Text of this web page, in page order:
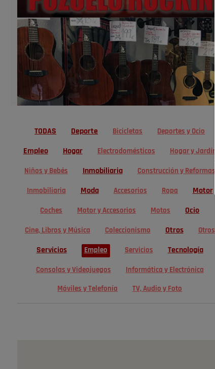
TODAS Deporte Bicicletas Deportes y Ocio
Empleo Hogar Electrodomésticos Hogar y Jardín
Niños y Bebés Inmobiliaria Construcción y Reformas
Inmobiliaria Moda Accesorios Ropa Motor
Coches Motor y Accesorios Motos Ocio
Cine, Libros y Música Coleccionismo Otros Otros
Servicios Empleo Servicios Tecnología
Consolas y Videojuegos Informática y Electrónica
Móviles y Telefonía TV, Audio y Foto